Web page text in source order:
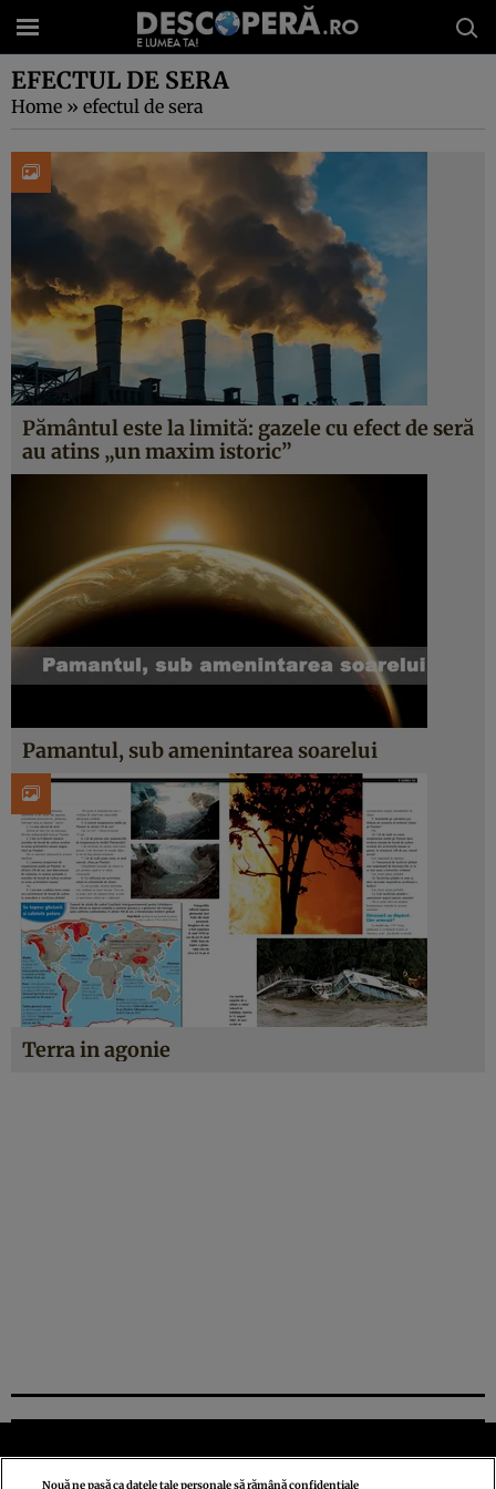
EFECTUL DE SERA
Home » efectul de sera
Pământul este la limită: gazele cu efect de seră
au atins „un maxim istoric”
Pamantul, sub amenintarea soarelui
Terra in agonie
Nouă ne pasă ca datele tale personale să rămână confidențiale